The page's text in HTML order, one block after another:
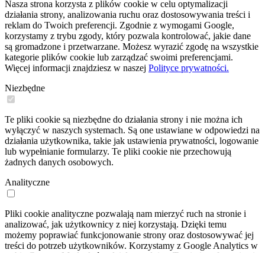
Nasza strona korzysta z plików cookie w celu optymalizacji
działania strony, analizowania ruchu oraz dostosowywania treści i
reklam do Twoich preferencji. Zgodnie z wymogami Google,
korzystamy z trybu zgody, który pozwala kontrolować, jakie dane
są gromadzone i przetwarzane. Możesz wyrazić zgodę na wszystkie
kategorie plików cookie lub zarządzać swoimi preferencjami.
Więcej informacji znajdziesz w naszej Polityce prywatności.
Niezbędne
Te pliki cookie są niezbędne do działania strony i nie można ich
wyłączyć w naszych systemach. Są one ustawiane w odpowiedzi na
działania użytkownika, takie jak ustawienia prywatności, logowanie
lub wypełnianie formularzy. Te pliki cookie nie przechowują
żadnych danych osobowych.
Analityczne
Pliki cookie analityczne pozwalają nam mierzyć ruch na stronie i
analizować, jak użytkownicy z niej korzystają. Dzięki temu
możemy poprawiać funkcjonowanie strony oraz dostosowywać jej
treści do potrzeb użytkowników. Korzystamy z Google Analytics w